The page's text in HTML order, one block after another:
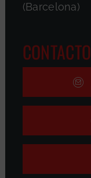
(Barcelona)
CONTACTO